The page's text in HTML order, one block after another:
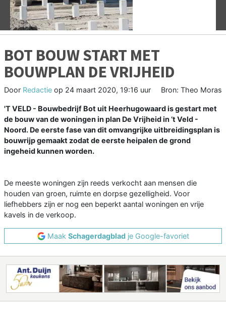
BOT BOUW START MET
BOUWPLAN DE VRIJHEID
Door Redactie op 24 maart 2020, 19:16 uur Bron: Theo Moras
'T VELD - Bouwbedrijf Bot uit Heerhugowaard is gestart met
de bouw van de woningen in plan De Vrijheid in ’t Veld -
Noord. De eerste fase van dit omvangrijke uitbreidingsplan is
bouwrijp gemaakt zodat de eerste heipalen de grond
ingeheid kunnen worden.
De meeste woningen zijn reeds verkocht aan mensen die
houden van groen, ruimte en dorpse gezelligheid. Voor
liefhebbers zijn er nog een beperkt aantal woningen en vrije
kavels in de verkoop.
Maak Schagerdagbladje Google-favoriet